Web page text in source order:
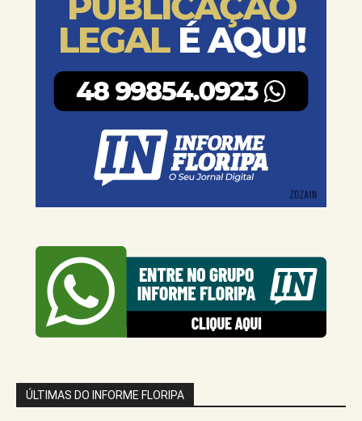
ÚLTIMAS DO INFORME FLORIPA